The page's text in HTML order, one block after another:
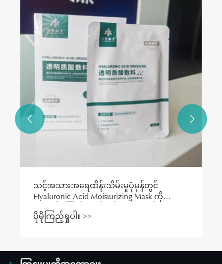
သင့်အသားအရေထိန်းသိမ်းမှုပုံမှန်တွင်
Hyaluronic Acid Moisturizing Mask ကို
ပိုမိုကြည့်ရှုပါ။ >>
 